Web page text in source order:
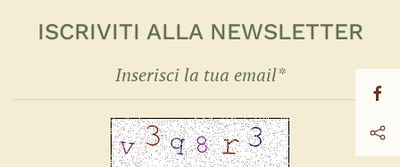
ISCRIVITI ALLA NEWSLETTER